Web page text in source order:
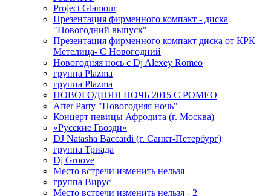
Project Glamour
Презентация фирменного компакт - диска
"Новогодний выпуск"
Презентация фирменного компакт диска от КРК
Метелица- С Новогодний
Новогодняя нось с Dj Alexey Romeo
группа Plazma
группа Plazma
НОВОГОДНЯЯ НОЧЬ 2015 C РОМЕО
After Party "Новогодняя ночь"
Концерт певицы Афродита (г. Москва)
«Русские Гвозди»
DJ Natasha Baccardi (г. Санкт-Петербург)
группа Триада
Dj Groove
Место встречи изменить нельзя
группа Вирус
Место встречи изменить нельзя - 2